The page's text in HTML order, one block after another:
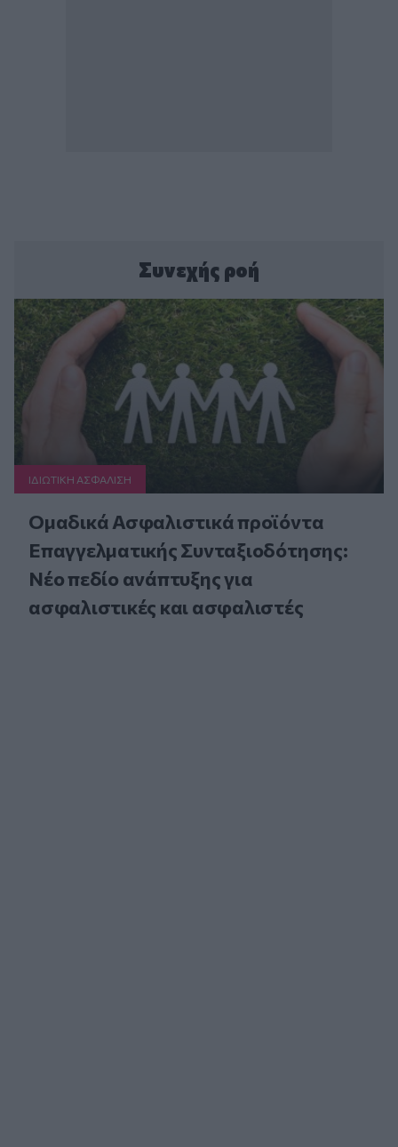
Συνεχής ροή
ΙΔΙΩΤΙΚΗ ΑΣΦAΛΙΣΗ
Ομαδικά Ασφαλιστικά προϊόντα
Επαγγελματικής Συνταξιοδότησης:
Νέο πεδίο ανάπτυξης για
ασφαλιστικές και ασφαλιστές